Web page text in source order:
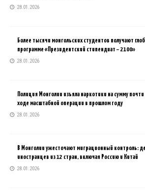
28.01.2026
Более тысячи монгольских студентов получают
программе «Президентский стипендиат – 2100»
28.01.2026
Полиция Монголии изъяла наркотики на сумму
ходе масштабной операции в прошлом году
28.01.2026
В Монголии ужесточают миграционный контроль:
иностранцев из 12 стран, включая Россию и Китай
28.01.2026